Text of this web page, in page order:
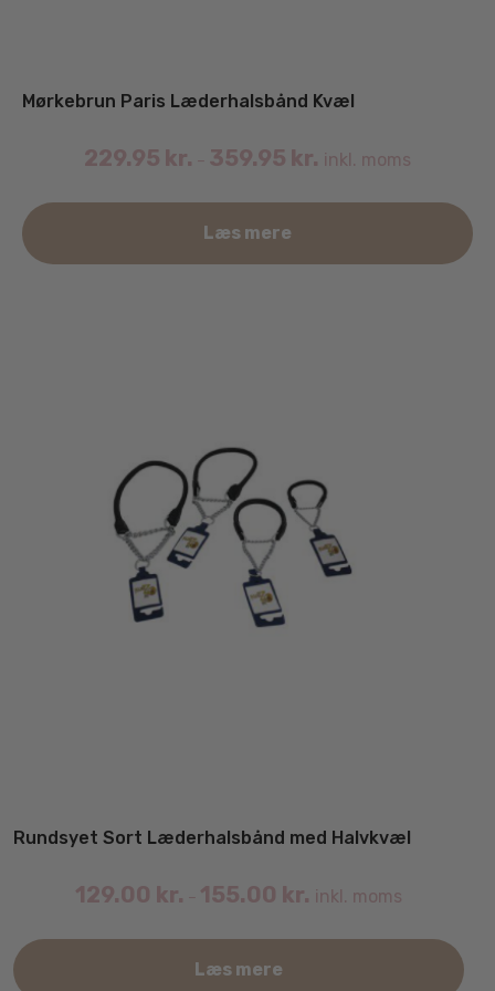
Mørkebrun Paris Læderhalsbånd Kvæl
229.95 kr. – 359.95 kr. inkl. moms
Læs mere
Rundsyet Sort Læderhalsbånd med Halvkvæl
129.00 kr. – 155.00 kr. inkl. moms
Læs mere